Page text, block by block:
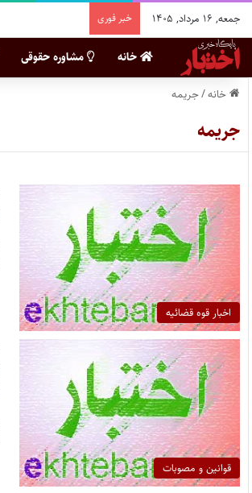
جمعه, ۱۶ مرداد, ۱۴۰۵ خبر فوری
خانه مشاوره حقوقی
خانه/جریمه
جریمه
اخبار قوه قضائیه
قوانین و مصوبات